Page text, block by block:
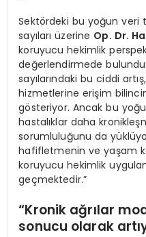
Sektördeki bu yoğun
sayıları üzerine Op. Dr.
koruyucu hekimlik
değerlendirmede
sayılarındaki bu ciddi
hizmetlerine erişim
gösteriyor. Ancak bu
hastalıklar daha
sorumluluğunu da
hafifletmenin ve yaşam
koruyucu hekimlik
geçmektedir.”
“Kronik ağrılar
sonucu olarak